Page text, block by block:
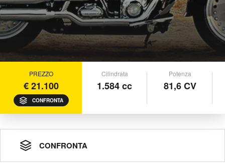
PREZZO
€ 21.100
CONFRONTA
Cilindrata
1.584 cc
Potenza
81,6 CV
CONFRONTA